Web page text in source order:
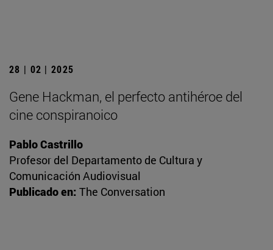
28 | 02 | 2025
Gene Hackman, el perfecto antihéroe del
cine conspiranoico
Pablo Castrillo
Profesor del Departamento de Cultura y
Comunicación Audiovisual
Publicado en: The Conversation